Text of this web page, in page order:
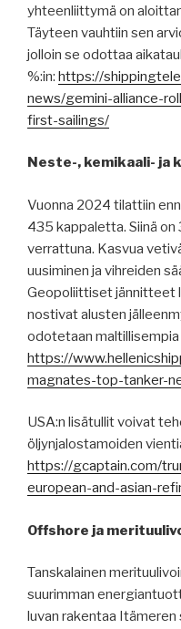
yhteenliittymä on
Täyteen vauhtiin sen
jolloin se odottaa
%:in: https://
news/gemini-alliance-
first-sailings/
Neste-, kemikaali- ja
Vuonna 2024 tilattiin
435 kappaletta. Siinä
verrattuna. Kasvua
uusiminen ja vihreiden
Geopoliittiset jännitteet
nostivat alusten
odotetaan maltillisempia
https://
magnates-top-tanker-
USA:n lisätullit voivat
öljynjalostamoiden
https://gcaptain.com/
european-and-asian-
Offshore ja
Tanskalainen
suurimman
luvan rakentaa Itämeren